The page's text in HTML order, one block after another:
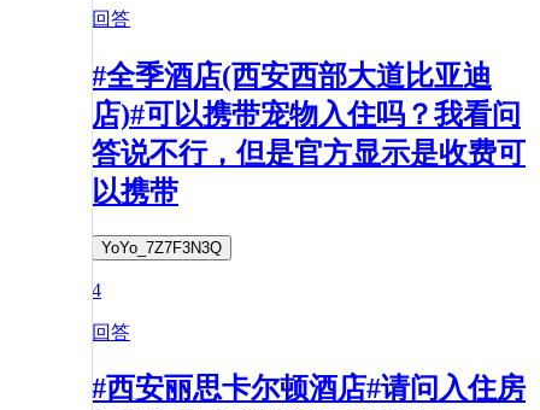
回答
#全季酒店(西安西部大道比亚迪
店)#可以携带宠物入住吗？我看问
答说不行，但是官方显示是收费可
以携带
YoYo_7Z7F3N3Q
4
回答
#西安丽思卡尔顿酒店#请问入住房